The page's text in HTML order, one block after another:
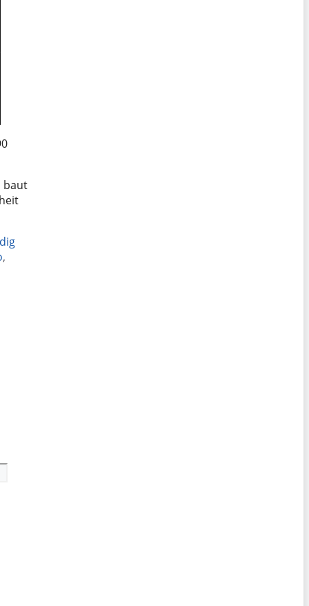
baut
,